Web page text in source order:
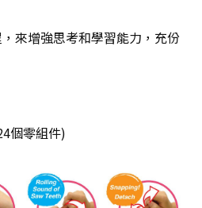
來增強思考和學習能力，充份
個零組件)